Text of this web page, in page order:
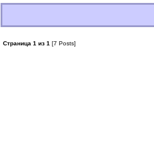
Страница 1 из 1 [7 Posts]